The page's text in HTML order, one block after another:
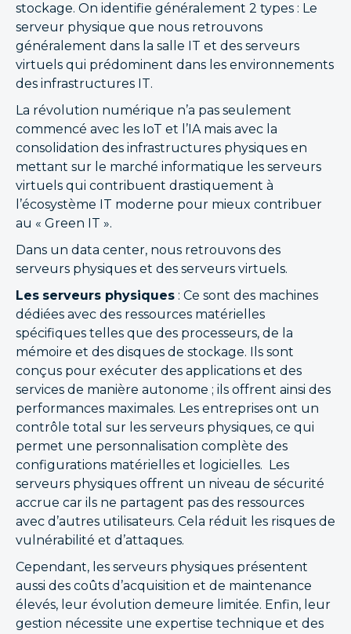
stockage. On identifie généralement 2 types : Le
serveur physique que nous retrouvons
généralement dans la salle IT et des serveurs
virtuels qui prédominent dans les environnements
des infrastructures IT.
La révolution numérique n’a pas seulement
commencé avec les IoT et l’IA mais avec la
consolidation des infrastructures physiques en
mettant sur le marché informatique les serveurs
virtuels qui contribuent drastiquement à
l’écosystème IT moderne pour mieux contribuer
au « Green IT ».
Dans un data center, nous retrouvons des
serveurs physiques et des serveurs virtuels.
Les serveurs physiques : Ce sont des machines
dédiées avec des ressources matérielles
spécifiques telles que des processeurs, de la
mémoire et des disques de stockage. Ils sont
conçus pour exécuter des applications et des
services de manière autonome ; ils offrent ainsi des
performances maximales. Les entreprises ont un
contrôle total sur les serveurs physiques, ce qui
permet une personnalisation complète des
configurations matérielles et logicielles. Les
serveurs physiques offrent un niveau de sécurité
accrue car ils ne partagent pas des ressources
avec d’autres utilisateurs. Cela réduit les risques de
vulnérabilité et d’attaques.
Cependant, les serveurs physiques présentent
aussi des coûts d’acquisition et de maintenance
élevés, leur évolution demeure limitée. Enfin, leur
gestion nécessite une expertise technique et des